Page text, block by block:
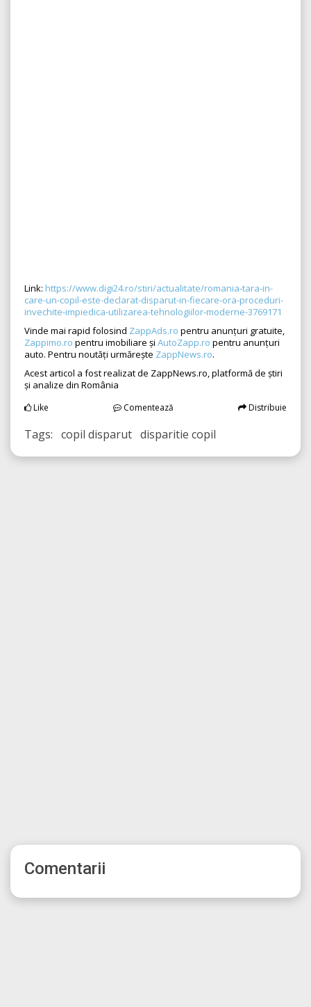
Link: https://www.digi24.ro/stiri/actualitate/romania-tara-in-
care-un-copil-este-declarat-disparut-in-fiecare-ora-proceduri-
invechite-impiedica-utilizarea-tehnologiilor-moderne-3769171
Vinde mai rapid folosind ZappAds.ro pentru anunțuri gratuite,
Zappimo.ro pentru imobiliare și AutoZapp.ro pentru anunțuri
auto. Pentru noutăți urmărește ZappNews.ro.
Acest articol a fost realizat de ZappNews.ro, platformă de știri
și analize din România
Like Comentează Distribuie
Tags: copil disparut disparitie copil
Comentarii